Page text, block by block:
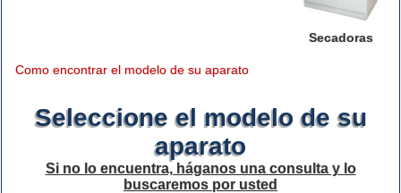
Secadoras
Como encontrar el modelo de su aparato
Seleccione el modelo de su
aparato
Si no lo encuentra, háganos una consulta y lo
buscaremos por usted